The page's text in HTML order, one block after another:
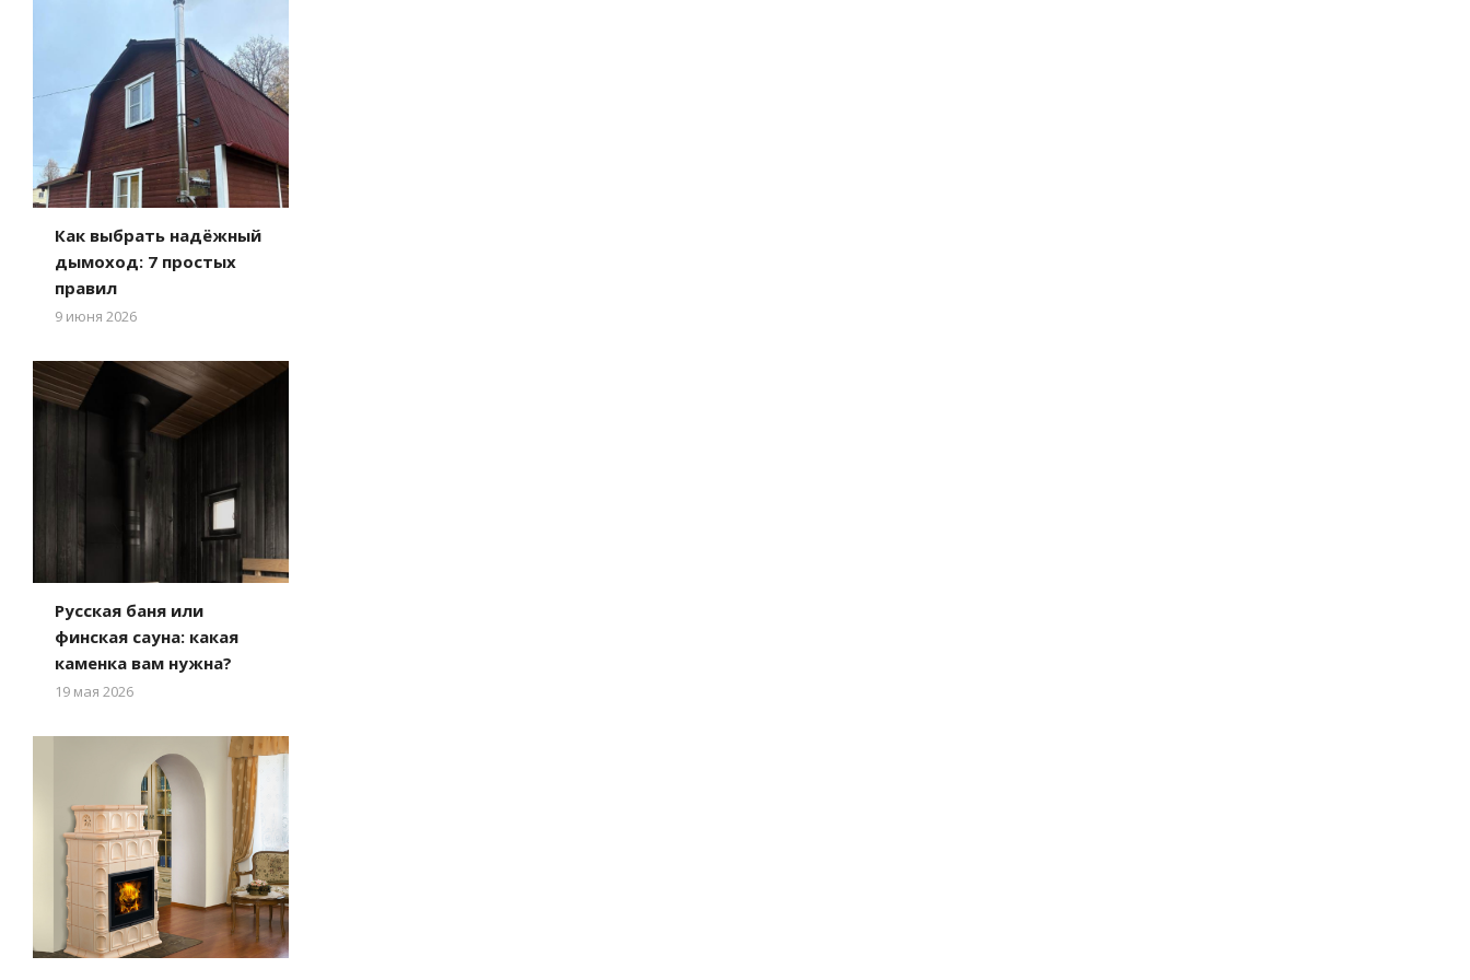
Как выбрать надёжный
дымоход: 7 простых
правил
9 июня 2026
Русская баня или
финская сауна: какая
каменка вам нужна?
19 мая 2026